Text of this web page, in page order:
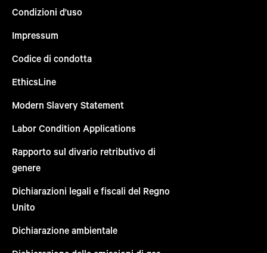
Condizioni d'uso
Impressum
Codice di condotta
EthicsLine
Modern Slavery Statement
Labor Condition Applications
Rapporto sul divario retributivo di
genere
Dichiarazioni legali e fiscali del Regno
Unito
Dichiarazione ambientale